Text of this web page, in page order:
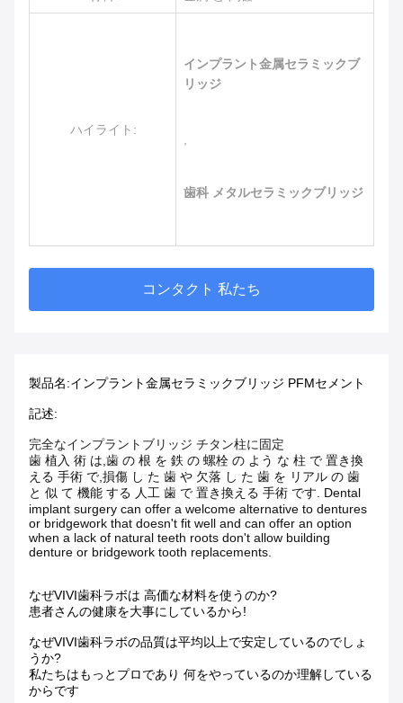
ハイライト:
インプラント金属セラミックブ
リッジ
歯科 メタルセラミックブリッジ
コンタクト 私たち
製品名:インプラント金属セラミックブリッジ PFMセメント
記述:
完全なインプラントブリッジ チタン柱に固定
歯 植入 術 は,歯 の 根 を 鉄 の 螺栓 の よう な 柱 で 置き換
える 手術 で,損傷 し た 歯 や 欠落 し た 歯 を リアル の 歯
と 似 て 機能 する 人工 歯 で 置き換える 手術 です. Dental
implant surgery can offer a welcome alternative to dentures
or bridgework that doesn't fit well and can offer an option
when a lack of natural teeth roots don't allow building
denture or bridgework tooth replacements.
なぜVIVI歯科ラボは 高価な材料を使うのか?
患者さんの健康を大事にしているから!
なぜVIVI歯科ラボの品質は平均以上で安定しているのでしょ
うか?
私たちはもっとプロであり 何をやっているのか理解している
からです